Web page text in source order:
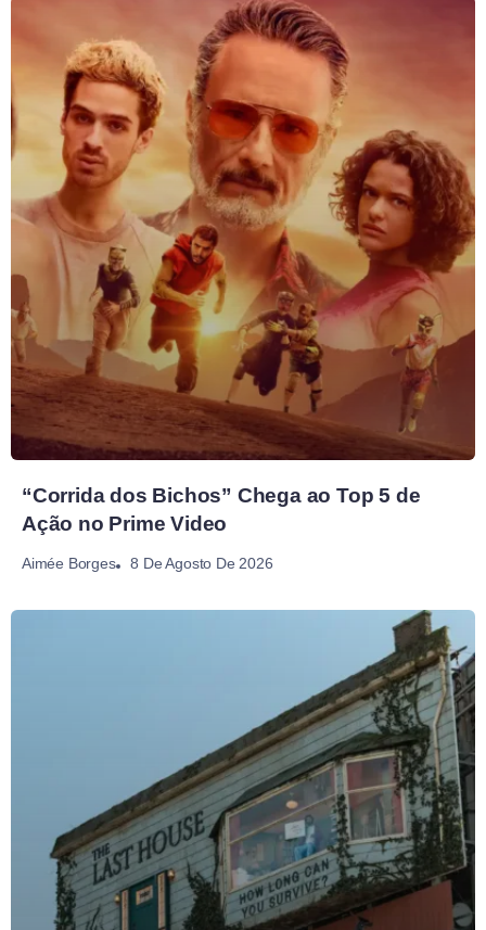
“Corrida dos Bichos” Chega ao Top 5 de
Ação no Prime Video
Aimée Borges 8 De Agosto De 2026